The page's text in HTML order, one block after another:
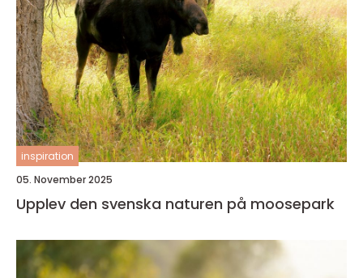
inspiration
05. November 2025
Upplev den svenska naturen på moosepark